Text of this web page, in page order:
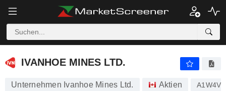
IVANHOE MINES LTD.
IVANHOE MINES LTD.
Unternehmen Ivanhoe Mines Ltd. Aktien